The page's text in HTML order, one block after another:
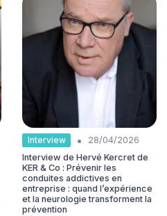
Interview •
28/04/2026
Interview de Hervé Kercret de
KER & Co : Prévenir les
conduites addictives en
entreprise : quand l’expérience
et la neurologie transforment la
prévention